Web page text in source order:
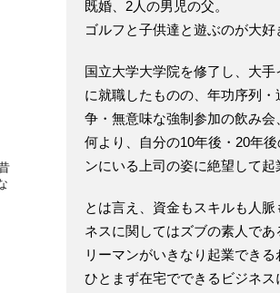
既婚、2人の男児の父。
ゴルフと子供達と遊ぶのが大好
国立大学大学院を修了し、大手
に就職したものの、年功序列・
争・無意味な強制参加の飲み会
何より、自分の10年後・20年後
ンにいる上司の姿に絶望して起
とは言え、資金もスキルも人脈
ネスに関してはズブの素人であ
リーマンがいきなり起業できる
ひとまず在宅でできるビジネス